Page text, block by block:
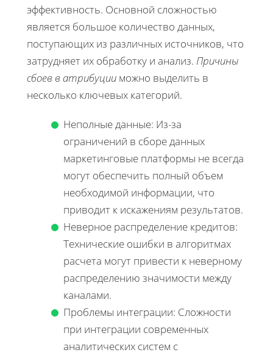
эффективность. Основной сложностью
является большое количество данных,
поступающих из различных источников, что
затрудняет их обработку и анализ. Причины
сбоев в атрибуции можно выделить в
несколько ключевых категорий.
Неполные данные: Из-за
ограничений в сборе данных
маркетинговые платформы не всегда
могут обеспечить полный объем
необходимой информации, что
приводит к искажениям результатов.
Неверное распределение кредитов:
Технические ошибки в алгоритмах
расчета могут привести к неверному
распределению значимости между
каналами.
Проблемы интеграции: Сложности
при интеграции современных
аналитических систем с